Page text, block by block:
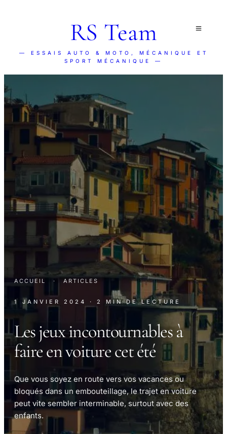
RS Team
— ESSAIS AUTO & MOTO, MÉCANIQUE ET
SPORT MÉCANIQUE —
ACCUEIL · ARTICLES
1 JANVIER 2024 · 2 MIN DE LECTURE
Les jeux incontournables à
faire en voiture cet été
Que vous soyez en route vers vos vacances ou
bloqués dans un embouteillage, le trajet en voiture
peut vite sembler interminable, surtout avec des
enfants.